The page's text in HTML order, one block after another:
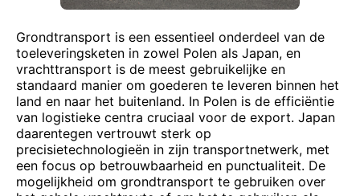
Grondtransport is een essentieel onderdeel van de
toeleveringsketen in zowel Polen als Japan, en
vrachttransport is de meest gebruikelijke en
standaard manier om goederen te leveren binnen het
land en naar het buitenland. In Polen is de efficiëntie
van logistieke centra cruciaal voor de export. Japan
daarentegen vertrouwt sterk op
precisietechnologieën in zijn transportnetwerk, met
een focus op betrouwbaarheid en punctualiteit. De
mogelijkheid om grondtransport te gebruiken over